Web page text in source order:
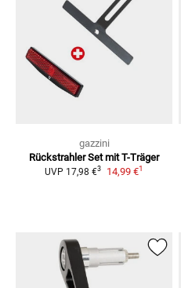
gazzini
Rückstrahler Set mit T-Träger
UVP 17,98 €3 14,99 €1